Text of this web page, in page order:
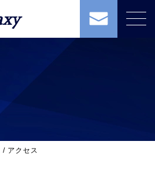
/ アクセス